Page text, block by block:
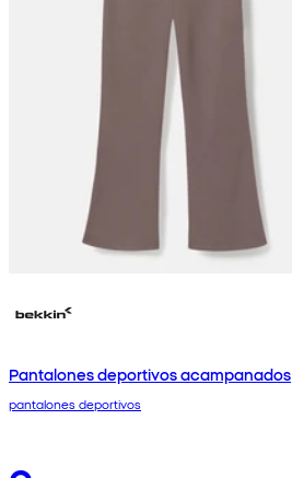
Pantalones deportivos acampanados
pantalones deportivos